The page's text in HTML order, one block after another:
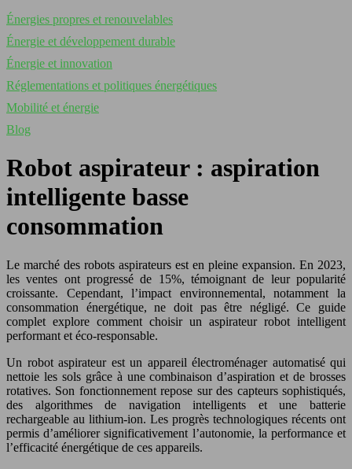
Énergies propres et renouvelables
Énergie et développement durable
Énergie et innovation
Réglementations et politiques énergétiques
Mobilité et énergie
Blog
Robot aspirateur : aspiration
intelligente basse
consommation
Le marché des robots aspirateurs est en pleine expansion. En 2023,
les ventes ont progressé de 15%, témoignant de leur popularité
croissante. Cependant, l’impact environnemental, notamment la
consommation énergétique, ne doit pas être négligé. Ce guide
complet explore comment choisir un aspirateur robot intelligent
performant et éco-responsable.
Un robot aspirateur est un appareil électroménager automatisé qui
nettoie les sols grâce à une combinaison d’aspiration et de brosses
rotatives. Son fonctionnement repose sur des capteurs sophistiqués,
des algorithmes de navigation intelligents et une batterie
rechargeable au lithium-ion. Les progrès technologiques récents ont
permis d’améliorer significativement l’autonomie, la performance et
l’efficacité énergétique de ces appareils.